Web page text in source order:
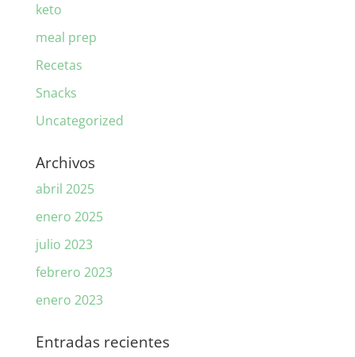
keto
meal prep
Recetas
Snacks
Uncategorized
Archivos
abril 2025
enero 2025
julio 2023
febrero 2023
enero 2023
Entradas recientes